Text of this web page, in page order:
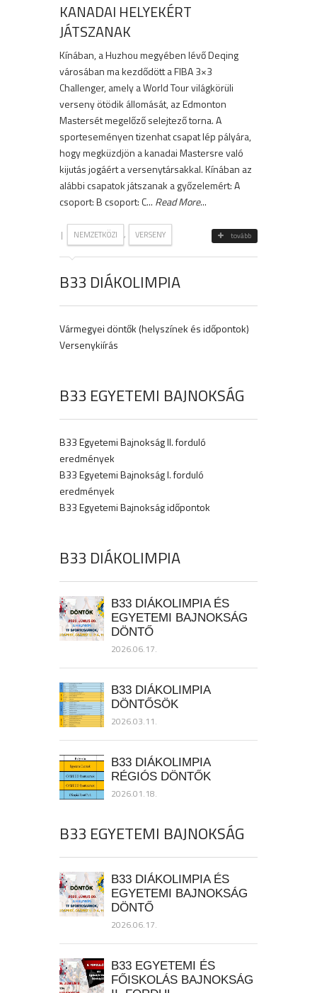
KANADAI HELYEKÉRT
JÁTSZANAK
Kínában, a Huzhou megyében lévő Deqing
városában ma kezdődött a FIBA 3×3
Challenger, amely a World Tour világkörüli
verseny ötödik állomását, az Edmonton
Mastersét megelőző selejtező torna. A
sporteseményen tizenhat csapat lép pályára,
hogy megküzdjön a kanadai Mastersre való
kijutás jogáért a versenytársakkal. Kínában az
alábbi csapatok játszanak a győzelemért: A
csoport: B csoport: C... Read More...
| NEMZETKÖZI , VERSENY tovább
B33 DIÁKOLIMPIA
Vármegyei döntők (helyszínek és időpontok)
Versenykiírás
B33 EGYETEMI BAJNOKSÁG
B33 Egyetemi Bajnokság II. forduló
eredmények
B33 Egyetemi Bajnokság I. forduló
eredmények
B33 Egyetemi Bajnokság időpontok
B33 DIÁKOLIMPIA
B33 DIÁKOLIMPIA ÉS
EGYETEMI BAJNOKSÁG
DÖNTŐ
2026.06.17.
B33 DIÁKOLIMPIA
DÖNTŐSÖK
2026.03.11.
B33 DIÁKOLIMPIA
RÉGIÓS DÖNTŐK
2026.01.18.
B33 EGYETEMI BAJNOKSÁG
B33 DIÁKOLIMPIA ÉS
EGYETEMI BAJNOKSÁG
DÖNTŐ
2026.06.17.
B33 EGYETEMI ÉS
FŐISKOLÁS BAJNOKSÁG